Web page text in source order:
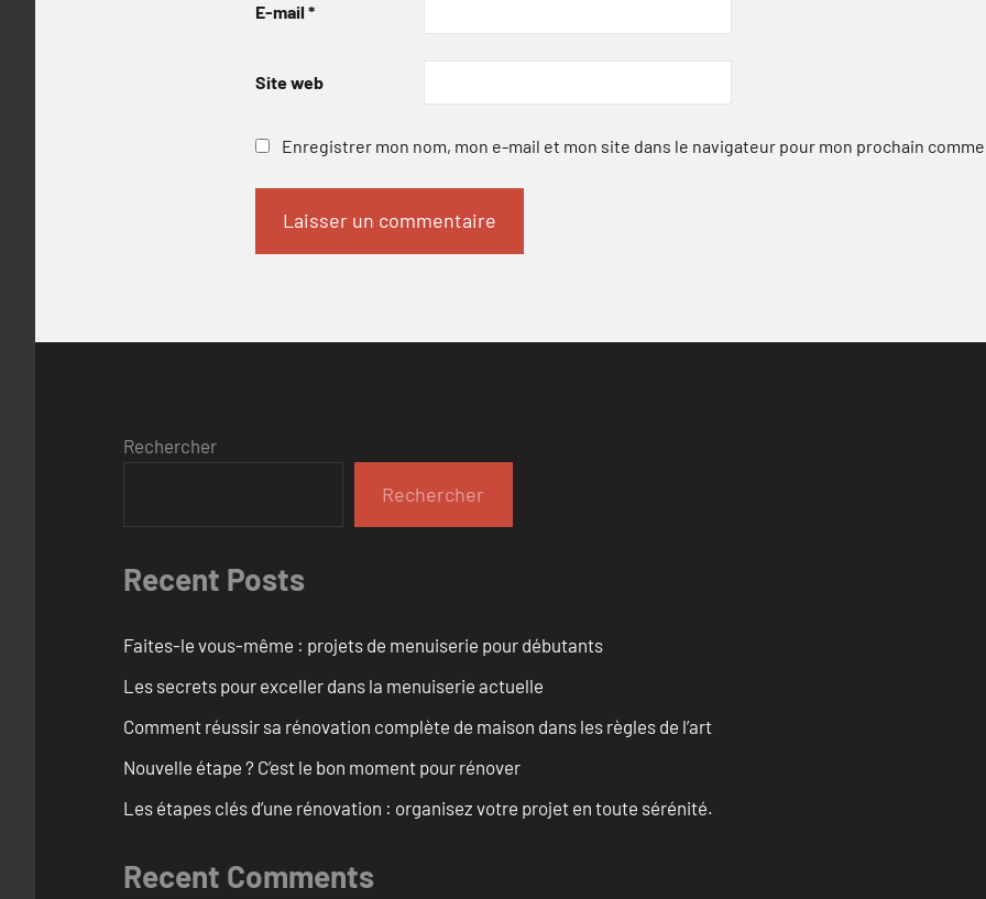
E-mail *
Site web
Enregistrer mon nom, mon e-mail et mon site dans le navigateur pour mon prochain
Rechercher
Rechercher
Recent Posts
Faites-le vous-même : projets de menuiserie pour débutants
Les secrets pour exceller dans la menuiserie actuelle
Comment réussir sa rénovation complète de maison dans les règles de l’art
Nouvelle étape ? C’est le bon moment pour rénover
Les étapes clés d’une rénovation : organisez votre projet en toute sérénité.
Recent Comments